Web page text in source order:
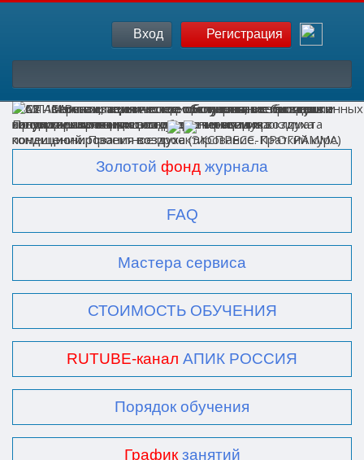
Вход Регистрация
Золотой фонд журнала
FAQ
Мастера сервиса
СТОИМОСТЬ ОБУЧЕНИЯ
RUTUBE-канал АПИК РОССИЯ
Порядок обучения
Графикзанятий